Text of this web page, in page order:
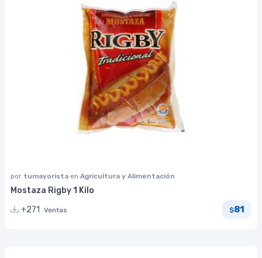
por tumayorista en Agricultura y Alimentación
Mostaza Rigby 1 Kilo
+271
Ventas $81